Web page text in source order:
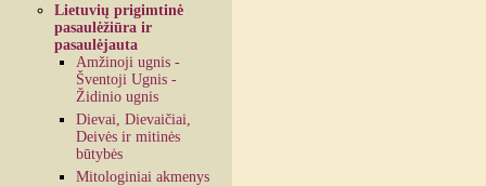
Lietuvių prigimtinė
pasaulėžiūra ir
pasaulėjauta
Amžinoji ugnis -
Šventoji Ugnis -
Židinio ugnis
Dievai, Dievaičiai,
Deivės ir mitinės
būtybės
Mitologiniai akmenys